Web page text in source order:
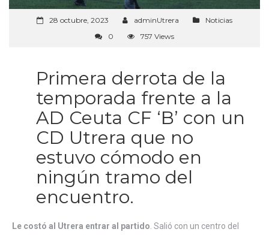
28 octubre, 2023 adminUtrera
Noticias
0
757 Views
Primera derrota de la
temporada frente a la
AD Ceuta CF ‘B’ con un
CD Utrera que no
estuvo cómodo en
ningún tramo del
encuentro.
Le costó al Utrera entrar al partido . Salió con un centro del